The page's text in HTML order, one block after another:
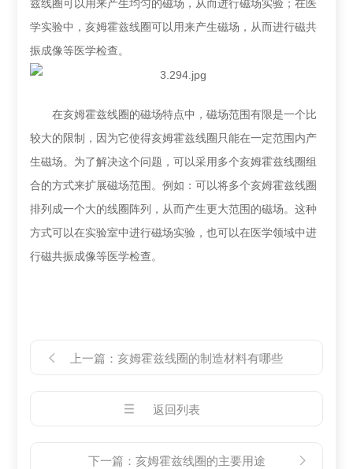
兹线圈可以用来产生均匀的磁场，从而进行磁场实验；在医
学实验中，亥姆霍兹线圈可以用来产生磁场，从而进行磁共
振成像等医学检查。
在亥姆霍兹线圈的磁场特点中，磁场范围有限是一个比
较大的限制，因为它使得亥姆霍兹线圈只能在一定范围内产
生磁场。为了解决这个问题，可以采用多个亥姆霍兹线圈组
合的方式来扩展磁场范围。例如：可以将多个亥姆霍兹线圈
排列成一个大的线圈阵列，从而产生更大范围的磁场。这种
方式可以在实验室中进行磁场实验，也可以在医学领域中进
行磁共振成像等医学检查。
上一篇： 亥姆霍兹线圈的制造材料有哪些
返回列表
下一篇： 亥姆霍兹线圈的主要用途